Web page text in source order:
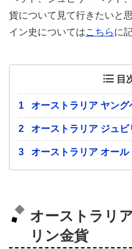
貨について見て行きたいと
イン史についてはこちらに
目
1 オーストラリア ヤン
2 オーストラリア ジュ
3 オーストラリア オー
オーストラリ
リン金貨